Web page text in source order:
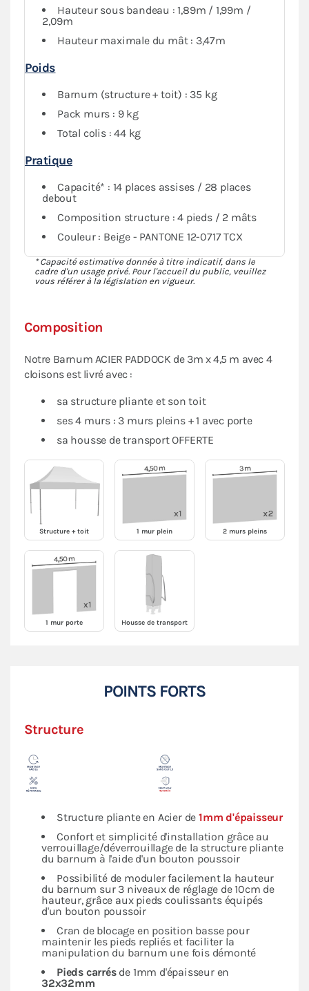
Composition
Notre Barnum ACIER PADDOCK de 3m x 4,5 m avec 4
cloisons est livré avec :
sa structure pliante et son toit
ses 4 murs : 3 murs pleins + 1 avec porte
sa housse de transport OFFERTE
Structure + toit 1 mur plein 2 murs pleins
1 mur porte Housse de transport
Hauteur sous bandeau : 1,89m / 1,99m /
2,09m
Hauteur maximale du mât : 3,47m
Poids
Barnum (structure + toit) : 35 kg
Pack murs : 9 kg
Total colis : 44 kg
Pratique
Capacité* : 14 places assises / 28 places
debout
Composition structure : 4 pieds / 2 mâts
Couleur : Beige - PANTONE 12-0717 TCX
* Capacité estimative donnée à titre indicatif, dans le
cadre d'un usage privé. Pour l'accueil du public, veuillez
vous référer à la législation en vigueur.
POINTS FORTS
Structure
Structure pliante en Acier de 1mm d'épaisseur
Confort et simplicité d'installation grâce au
verrouillage/déverrouillage de la structure pliante
du barnum à l'aide d'un bouton poussoir
Possibilité de moduler facilement la hauteur
du barnum sur 3 niveaux de réglage de 10cm de
hauteur, grâce aux pieds coulissants équipés
d'un bouton poussoir
Cran de blocage en position basse pour
maintenir les pieds repliés et faciliter la
manipulation du barnum une fois démonté
Pieds carrésde 1mm d'épaisseur en
32x32mm